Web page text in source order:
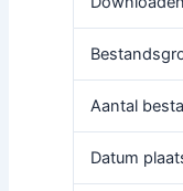
Aantal
Datum